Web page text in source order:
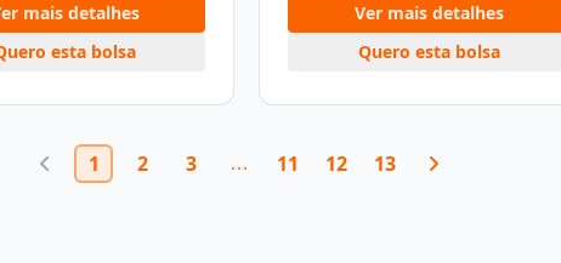
mais detalhes
esta bolsa
Ver mais detalhes
Quero esta bolsa
1 2 3 11 12 13